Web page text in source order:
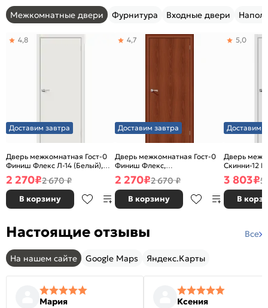
Межкомнатные двери Фурнитура Входные двери
Доставим завтра
Дверь межкомнатная Гост-0
Финиш Флекс Л-14 (Белый),
глухая, каркасно-щитовая
4,8
2 270₽2 670 ₽
В корзину
Доставим завтра
Дверь межкомнатная Гост-0
Финиш Флекс,
Ламинированные Л-11
(ИталОрех), глухая, каркасно-
щитовая
4,7
2 270₽2 670 ₽
В корзину
Доставим
Дверь
Скинни-12
глухая,
5,0
3 803₽5
В
Настоящие отзывы Все
На нашем сайте Google Maps Яндекс.Карты
Мария Ксения